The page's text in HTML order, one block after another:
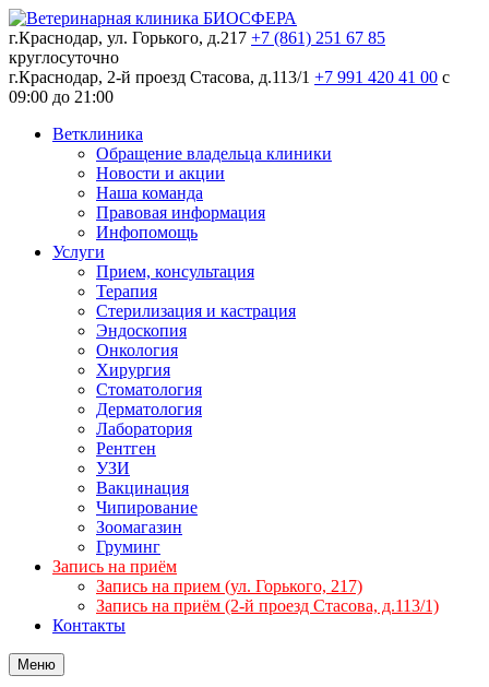
г.Краснодар, ул. Горького, д.217 +7 (861) 251 67 85
круглосуточно
г.Краснодар, 2-й проезд Стасова, д.113/1 +7 991 420 41 00 c
09:00 до 21:00
Ветклиника
Обращение владельца клиники
Новости и акции
Наша команда
Правовая информация
Инфопомощь
Услуги
Прием, консультация
Терапия
Стерилизация и кастрация
Эндоскопия
Онкология
Хирургия
Стоматология
Дерматология
Лаборатория
Рентген
УЗИ
Вакцинация
Чипирование
Зоомагазин
Груминг
Запись на приём
Запись на прием (ул. Горького, 217)
Запись на приём (2-й проезд Стасова, д.113/1)
Контакты
Меню